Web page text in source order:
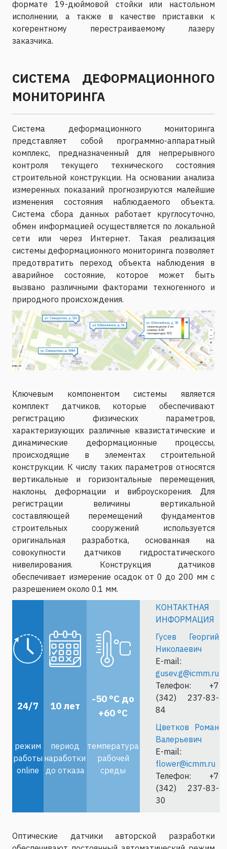
формате 19-дюймовой стойки или настольном
исполнении, а также в качестве приставки к
когерентному перестраиваемому лазеру
заказчика.
СИСТЕМА ДЕФОРМАЦИОННОГО
МОНИТОРИНГА
Система деформационного мониторинга
представляет собой программно-аппаратный
комплекс, предназначенный для непрерывного
контроля текущего технического состояния
строительной конструкции. На основании анализа
измеренных показаний прогнозируются малейшие
изменения состояния наблюдаемого объекта.
Система сбора данных работает круглосуточно,
обмен информацией осуществляется по локальной
сети или через Интернет. Такая реализация
системы деформационного мониторинга позволяет
предотвратить переход объекта наблюдения в
аварийное состояние, которое может быть
вызвано различными факторами техногенного и
природного происхождения.
Ключевым компонентом системы является
комплект датчиков, которые обеспечивают
регистрацию физических параметров,
характеризующих различные квазистатические и
динамические деформационные процессы,
происходящие в элементах строительной
конструкции. К числу таких параметров относятся
вертикальные и горизонтальные перемещения,
наклоны, деформации и виброускорения. Для
регистрации величины вертикальной
составляющей перемещений фундаментов
строительных сооружений используется
оригинальная разработка, основанная на
совокупности датчиков гидростатического
нивелирования. Конструкция датчиков
обеспечивает измерение осадок от 0 до 200 мм с
разрешением около 0.1 мм.
КОНТАКТНАЯ
ИНФОРМАЦИЯ
Гусев Георгий
Николаевич
E-mail:
gusev.g@icmm.ru
Телефон: +7
(342) 237-83-
84
Цветков Роман
Валерьевич
E-mail:
flower@icmm.ru
Телефон: +7
(342) 237-83-
30
24/7 10 лет
-50 °С до
+60 °С
режим
работы
online
период
наработки
до отказа
температура
рабочей
среды
Оптические датчики авторской разработки